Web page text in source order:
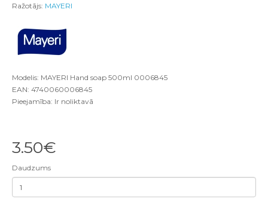
Ražotājs: MAYERI
Modelis: MAYERI Hand soap 500ml 0006845
EAN: 4740060006845
Pieejamība: Ir noliktavā
3.50€
Daudzums